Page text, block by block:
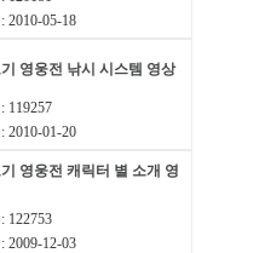
2010-05-18
영웅전 낚시 시스템 영상
119257
2010-01-20
영웅전 캐릭터 별 소개 영
122753
2009-12-03